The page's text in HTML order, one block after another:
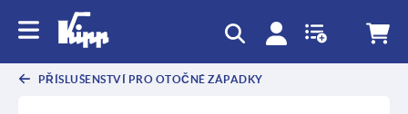
PŘÍSLUŠENSTVÍ PRO OTOČNÉ ZÁPADKY